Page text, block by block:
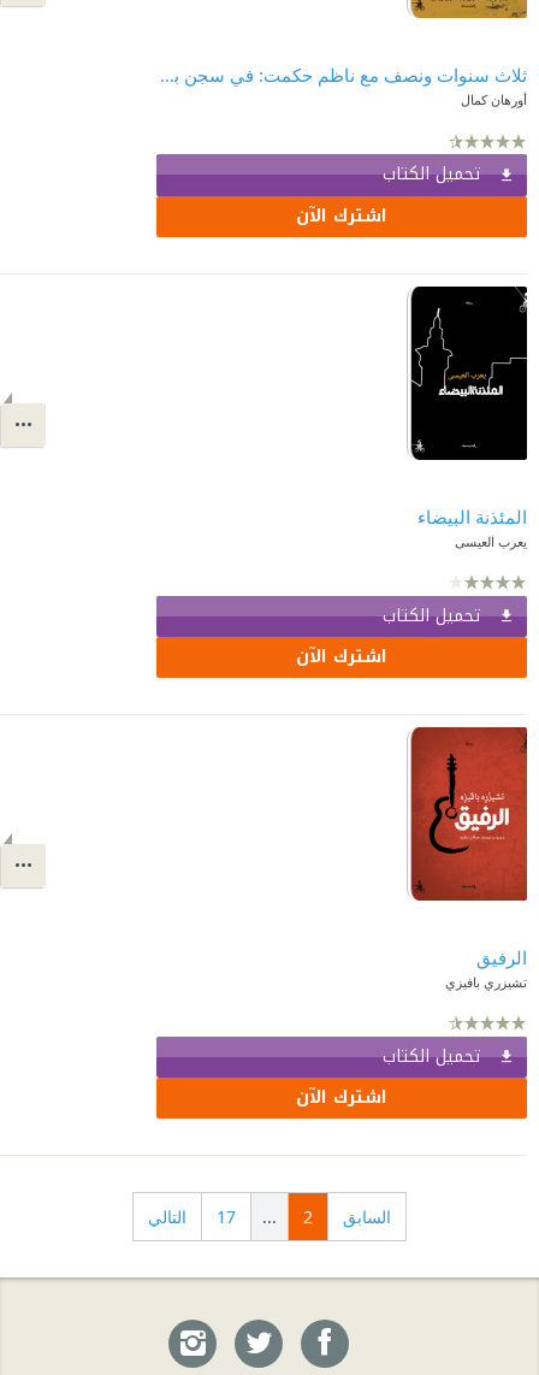
ثلاث سنوات ونصف مع ناظم حكمت: في سجن بورصة ومراسلاتهما التي تلتها
أورهان كمال
تحميل الكتاب
اشترك الآن
المئذنة البيضاء
يعرب العيسى
تحميل الكتاب
اشترك الآن
الرفيق
تشيزري بافيزي
تحميل الكتاب
اشترك الآن
السابق 2
...
17 التالي